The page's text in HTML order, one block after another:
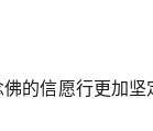
的信愿行更加坚